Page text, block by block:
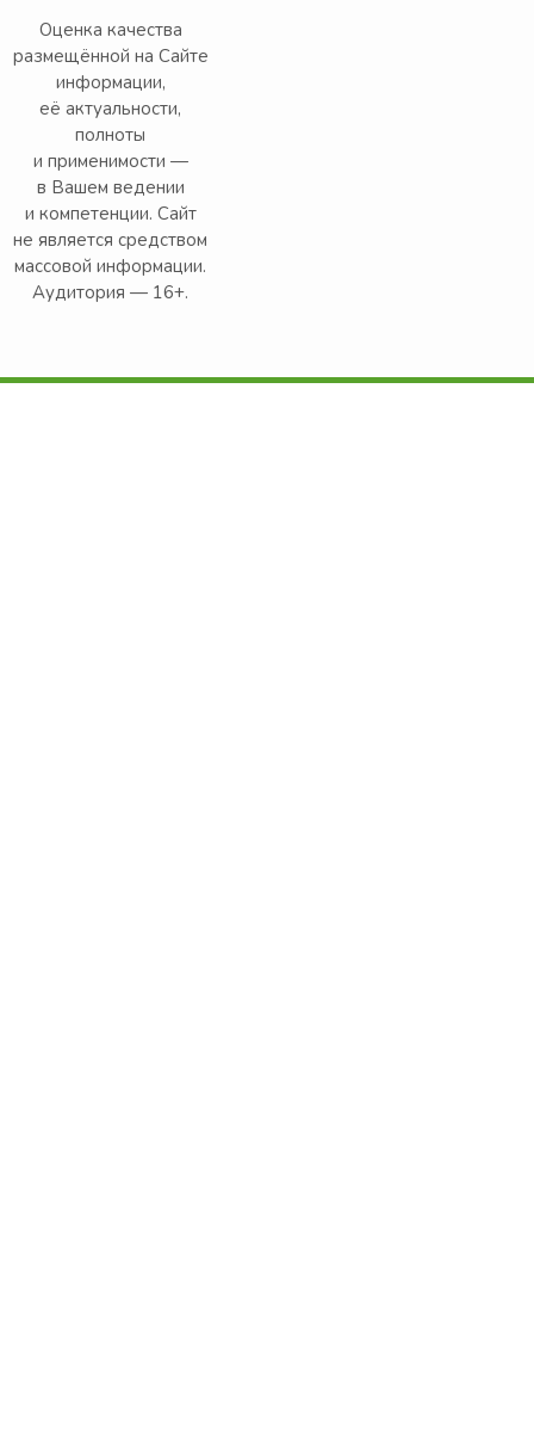
Оценка качества
размещённой на Сайте
информации,
её актуальности,
полноты
и применимости —
в Вашем ведении
и компетенции. Сайт
не является средством
массовой информации.
Аудитория — 16+.